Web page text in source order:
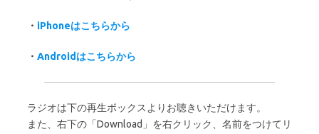
・ iPhoneはこちらから
・ Androidはこちらから
ラジオは下の再生ボックスよりお聴きいただけます。
また、右下の「Download」を右クリック、名前をつけてリ